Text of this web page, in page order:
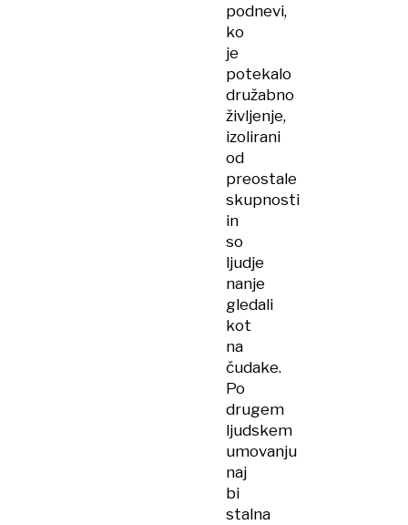
podnevi,
ko
je
potekalo
družabno
življenje,
izolirani
od
preostale
skupnosti
in
so
ljudje
nanje
gledali
kot
na
čudake.
Po
drugem
ljudskem
umovanju
naj
bi
stalna